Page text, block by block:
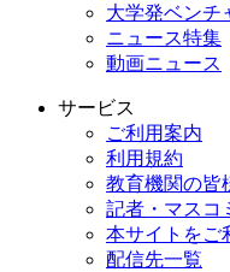
大学発ベンチ
ニュース特集
動画ニュース
サービス
ご利用案内
利用規約
教育機関の皆
記者・マスコ
本サイトをご
配信先一覧